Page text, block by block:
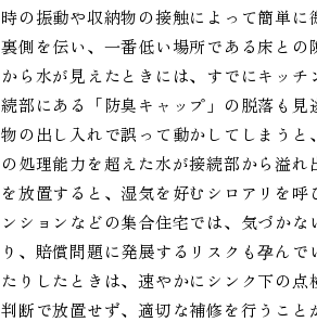
時の振動や収納物の接触によって簡単
裏側を伝い、一番低い場所である床と
から水が見えたときには、すでにキッ
続部にある「防臭キャップ」の脱落も
物の出し入れで誤って動かしてしまう
の処理能力を超えた水が接続部から溢
を放置すると、湿気を好むシロアリを
ンションなどの集合住宅では、気づか
り、賠償問題に発展するリスクも孕ん
たりしたときは、速やかにシンク下の
判断で放置せず、適切な補修を行うこと